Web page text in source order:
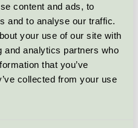
content and ads, to
and to analyse our traffic.
your use of our site with
and analytics partners who
that you’ve
collected from your use
Floor
uden farve